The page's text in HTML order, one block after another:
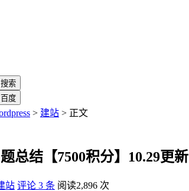
> 建站 > 正文
总结【7500积分】10.29更新
站 评论 3 条 阅读2,896 次